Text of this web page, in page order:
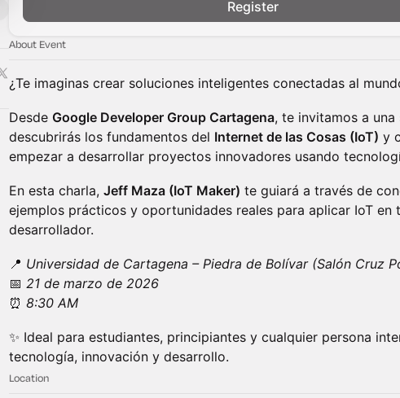
Register
About Event
¿Te imaginas crear soluciones inteligentes conectadas al
Desde Google Developer Group Cartagena, te invitamos a una
descubrirás los fundamentos del Internet de las Cosas (IoT) y
empezar a desarrollar proyectos innovadores usando
En esta charla, Jeff Maza (IoT Maker) te guiará a través de
ejemplos prácticos y oportunidades reales para aplicar IoT en
desarrollador.
📍 Universidad de Cartagena – Piedra de Bolívar (Salón Cruz
📅 21 de marzo de 2026
⏰ 8:30 AM
✨ Ideal para estudiantes, principiantes y cualquier persona
tecnología, innovación y desarrollo.
Location